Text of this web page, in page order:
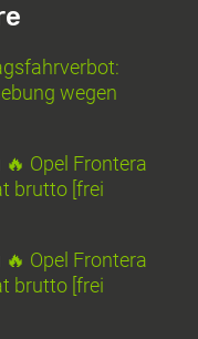
wegen
🔥 Opel Frontera
brutto [frei
🔥 Opel Frontera
brutto [frei